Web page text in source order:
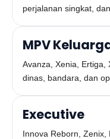
perjalanan singkat,
MPV
Avanza, Xenia, Ertiga,
dinas, bandara, dan
Executive
Innova Reborn, Zenix,